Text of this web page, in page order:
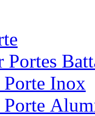
Portes
Porte Inox
Porte